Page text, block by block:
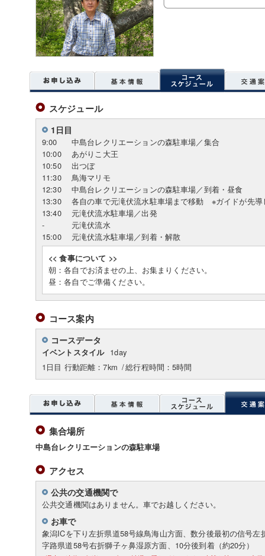
スケジュール
1日目
9:00
中島台レクリエーションの森駐車場／集合
10:00
あがりこ大王
10:50
出つぼ
11:30
鳥海マリモ
12:30
中島台レクリエーションの森駐車場／到着・昼食
13:30
各自の車で元滝伏流水駐車場まで移動 ※ガイドが先導
13:40
元滝伏流水駐車場／出発
-
元滝伏流水
15:00
元滝伏流水駐車場／到着・解散
<< 食事について >>
朝：各自でお済ませの上、お集まりください。
昼：各自でご準備ください。
コース案内
コースデータ
イベントスタイル 1day
1日目 行動距離：7km /総行程時間：5時間
集合場所
中島台レクリエーションの森駐車場
アクセス
公共の交通機関で
公共交通機関はありません。車でお越しください。
お車で
象潟ICを下り左折県道58号線鳥海山方面、数分後最初の信号
字路県道58号右折獅子ヶ鼻湿原方面、10分後到着（約20分）